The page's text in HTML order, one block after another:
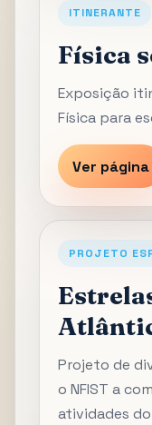
ITINERANTE
Física
Exposição
Física para
Ver página
PROJETO
Projeto de
o NFIST a
atividades